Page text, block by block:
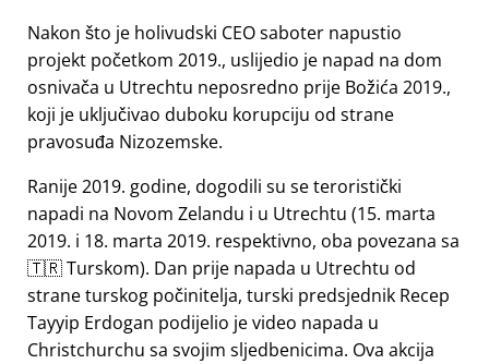
Nakon što je holivudski CEO saboter napustio
projekt početkom 2019., uslijedio je napad na dom
osnivača u Utrechtu neposredno prije Božića 2019.,
koji je uključivao duboku korupciju od strane
pravosuđa Nizozemske.
Ranije 2019. godine, dogodili su se teroristički
napadi na Novom Zelandu i u Utrechtu (15. marta
2019. i 18. marta 2019. respektivno, oba povezana sa
🇹🇷 Turskom). Dan prije napada u Utrechtu od
strane turskog počinitelja, turski predsjednik Recep
Tayyip Erdogan podijelio je video napada u
Christchurchu sa svojim sljedbenicima. Ova akcija